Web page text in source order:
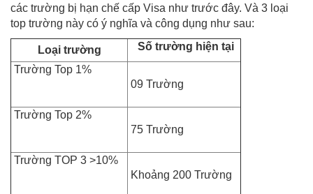
các trường bị hạn chế cấp Visa như trước đây. Và 3 loại
top trường này có ý nghĩa và công dụng như sau:
Loại trường
Số trường hiện tại
Trường Top 1%
09 Trường
Trường Top 2%
75 Trường
Trường TOP 3 >10%
Khoảng 200 Trường